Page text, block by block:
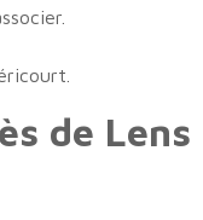
de Lens